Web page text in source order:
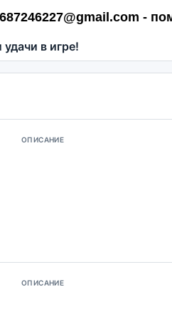
-
удачи в игре!
ОПИСАНИЕ
ОПИСАНИЕ